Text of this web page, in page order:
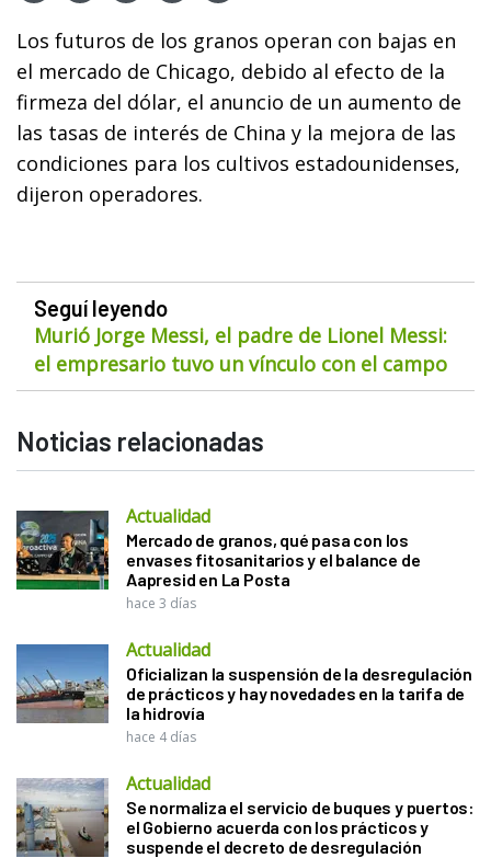
Los futuros de los granos operan con bajas en
el mercado de Chicago, debido al efecto de la
firmeza del dólar, el anuncio de un aumento de
las tasas de interés de China y la mejora de las
condiciones para los cultivos estadounidenses,
dijeron operadores.
Seguí leyendo
Murió Jorge Messi, el padre de Lionel Messi:
el empresario tuvo un vínculo con el campo
Noticias relacionadas
Actualidad
Mercado de granos, qué pasa con los
envases fitosanitarios y el balance de
Aapresid en La Posta
hace 3 días
Actualidad
Oficializan la suspensión de la desregulación
de prácticos y hay novedades en la tarifa de
la hidrovía
hace 4 días
Actualidad
Se normaliza el servicio de buques y puertos:
el Gobierno acuerda con los prácticos y
suspende el decreto de desregulación